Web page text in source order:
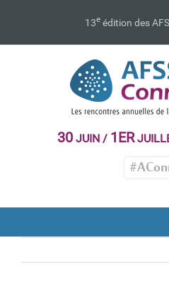
13e édition des
30JUIN / 1ER